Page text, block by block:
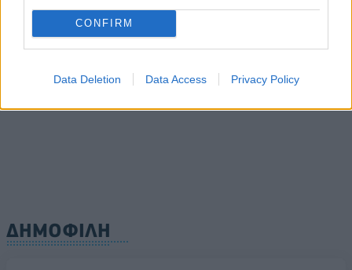
CONFIRM
Data Deletion Data Access Privacy Policy
– Τα έργα Antinero και η «μάχη» πριν από τις
βροχές
Ειδικό Χωροταξικό για τον Τουρισμό: Οι νέοι
κανόνες για επενδύσεις, νησιά και προορισμούς υπό
ΟΛΕΣ ΟΙ ΕΙΔΗΣΕΙΣ
ΔΗΜΟΦΙΛΗ